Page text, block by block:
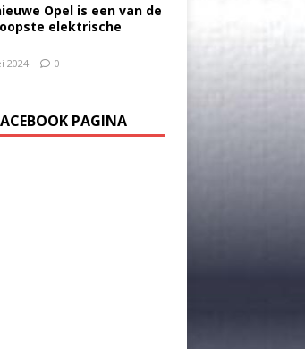
Opel is een van de
elektrische
2024 0
PAGINA